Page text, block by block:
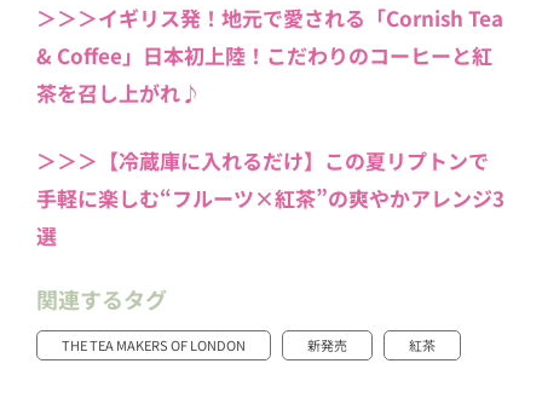
＞＞＞イギリス発！地元で愛される「Cornish Tea
& Coffee」日本初上陸！こだわりのコーヒーと紅
茶を召し上がれ♪
＞＞＞【冷蔵庫に入れるだけ】この夏リプトンで
手軽に楽しむ“フルーツ×紅茶”の爽やかアレンジ3
選
関連するタグ
THE TEA MAKERS OF LONDON 新発売 紅茶